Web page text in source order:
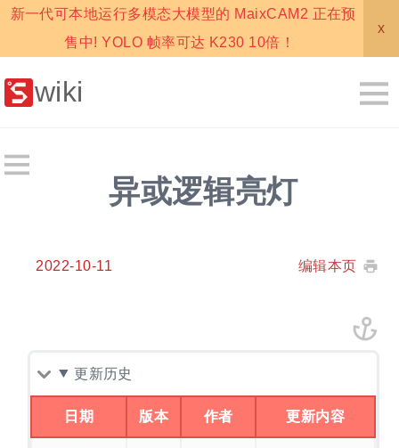
新一代可本地运行多模态大模型的 MaixCAM2 正在预
售中! YOLO 帧率可达 K230 10倍！
x
wiki
异或逻辑亮灯
2022-10-11 编辑本页
更新历史
日期 版本 作者 更新内容